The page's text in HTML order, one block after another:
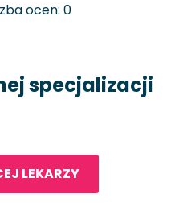
ocen: 0
specjalizacji
LEKARZY